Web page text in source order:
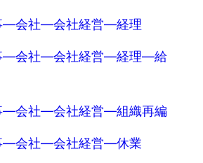
会社―会社経営―経理
―会社―会社経営―経理―給
会社―会社経営―組織再編
会社―会社経営―休業